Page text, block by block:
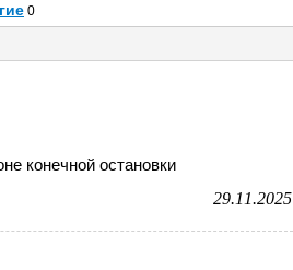
0
конечной остановки
29.11.2025